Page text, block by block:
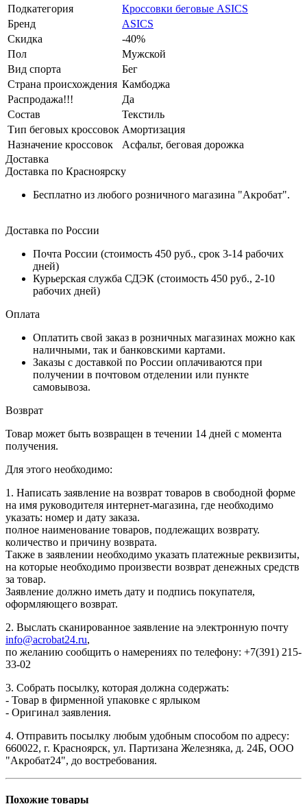
Подкатегория
Кроссовки беговые ASICS
Бренд
ASICS
Скидка
-40%
Пол
Мужской
Вид спорта
Бег
Страна происхождения Камбоджа
Распродажа!!!
Да
Состав
Текстиль
Тип беговых кроссовок Амортизация
Назначение кроссовок
Асфальт, беговая дорожка
Доставка
Доставка по Красноярску
Бесплатно из любого розничного магазина "Акробат".
Доставка по России
Почта России (стоимость 450 руб., срок 3-14 рабочих
дней)
Курьерская служба СДЭК (стоимость 450 руб., 2-10
рабочих дней)
Оплата
Оплатить свой заказ в розничных магазинах можно как
наличными, так и банковскими картами.
Заказы с доставкой по России оплачиваются при
получении в почтовом отделении или пункте
самовывоза.
Возврат
Товар может быть возвращен в течении 14 дней с момента
получения.
Для этого необходимо:
1. Написать заявление на возврат товаров в свободной форме
на имя руководителя интернет-магазина, где необходимо
указать: номер и дату заказа.
полное наименование товаров, подлежащих возврату.
количество и причину возврата.
Также в заявлении необходимо указать платежные реквизиты,
на которые необходимо произвести возврат денежных средств
за товар.
Заявление должно иметь дату и подпись покупателя,
оформляющего возврат.
2. Выслать сканированное заявление на электронную почту
info@acrobat24.ru,
по желанию сообщить о намерениях по телефону: +7(391) 215-
33-02
3. Собрать посылку, которая должна содержать:
- Товар в фирменной упаковке с ярлыком
- Оригинал заявления.
4. Отправить посылку любым удобным способом по адресу:
660022, г. Красноярск, ул. Партизана Железняка, д. 24Б, ООО
"Акробат24", до востребования.
Похожие товары